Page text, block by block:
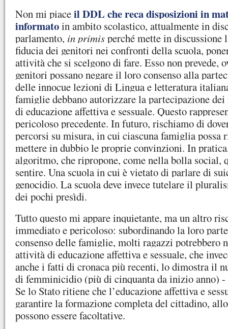
Non mi piaceil DDL che reca disposizioni in
informatoin ambito scolastico, attualmente in
parlamento, in primisperché mette in discussione
fiducia dei genitori nei confronti della scuola,
attività che si scelgono di fare. Esso non prevede,
genitori possano negare il loro consenso alla
delle innocue lezioni di Lingua e letteratura
famiglie debbano autorizzare la partecipazione
di educazione affettiva e sessuale. Questo
pericoloso precedente. In futuro, rischiamo di
percorsi su misura, in cui ciascuna famiglia possa
mettere in dubbio le proprie convinzioni. In
algoritmo, che ripropone, come nella bolla social,
sentire. Una scuola in cui è vietato di parlare di
genocidio. La scuola deve invece tutelare il
dei pochi presìdi.
Tutto questo mi appare inquietante, ma un altro
immediato e pericoloso: subordinando la loro
consenso delle famiglie, molti ragazzi potrebbero
attività di educazione affettiva e sessuale, che
anche i fatti di cronaca più recenti, lo dimostra il
di femminicidio (più di cinquanta da inizio anno)
Se lo Stato ritiene che l’educazione affettiva e
garantire la formazione completa del cittadino,
possono essere facoltative.